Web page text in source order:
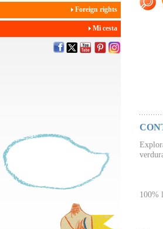
Foreign rights
Mi cesta
100%